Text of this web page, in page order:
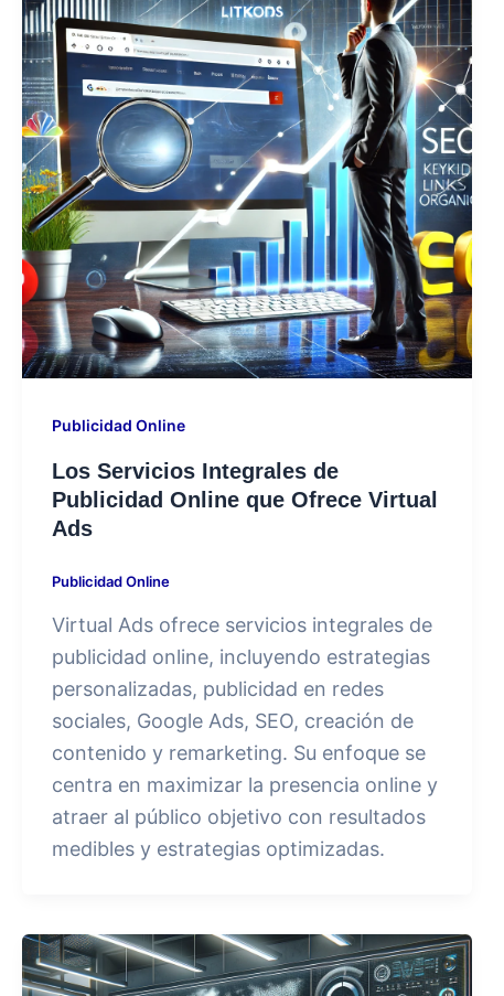
Publicidad Online
Los Servicios Integrales de
Publicidad Online que Ofrece Virtual
Ads
Publicidad Online
Virtual Ads ofrece servicios integrales de
publicidad online, incluyendo estrategias
personalizadas, publicidad en redes
sociales, Google Ads, SEO, creación de
contenido y remarketing. Su enfoque se
centra en maximizar la presencia online y
atraer al público objetivo con resultados
medibles y estrategias optimizadas.